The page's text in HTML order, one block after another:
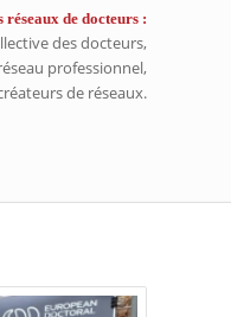
de docteurs :
des docteurs,
professionnel,
de réseaux.